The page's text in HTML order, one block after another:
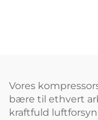
Vores
bære til ethvert
kraftfuld